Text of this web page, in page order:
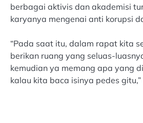
berbagai aktivis dan akademisi
karyanya mengenai anti korupsi
“Pada saat itu, dalam rapat kita
berikan ruang yang seluas-
kemudian ya memang apa yang
kalau kita baca isinya pedes